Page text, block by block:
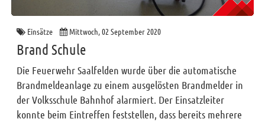
Einsätze Mittwoch, 02 September 2020
Brand Schule
Die Feuerwehr Saalfelden wurde über die automatische
Brandmeldeanlage zu einem ausgelösten Brandmelder in
der Volksschule Bahnhof alarmiert. Der Einsatzleiter
konnte beim Eintreffen feststellen, dass bereits mehrere